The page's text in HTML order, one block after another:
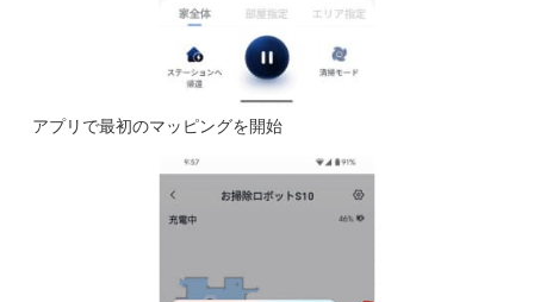
アプリで最初のマッピングを開始